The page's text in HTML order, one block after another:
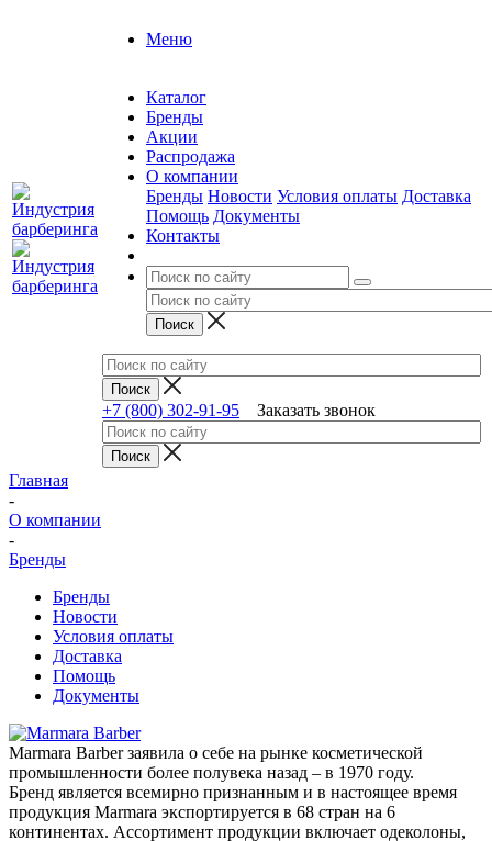
Меню
Каталог
Бренды
Акции
Распродажа
О компании
Бренды Новости Условия оплаты Доставка
Помощь Документы
Контакты
+7 (800) 302-91-95 Заказать звонок
Главная
-
О компании
-
Бренды
Бренды
Новости
Условия оплаты
Доставка
Помощь
Документы
Marmara Barber заявила о себе на рынке косметической
промышленности более полувека назад – в 1970 году.
Бренд является всемирно признанным и в настоящее время
продукция Marmara экспортируется в 68 стран на 6
континентах. Ассортимент продукции включает одеколоны,